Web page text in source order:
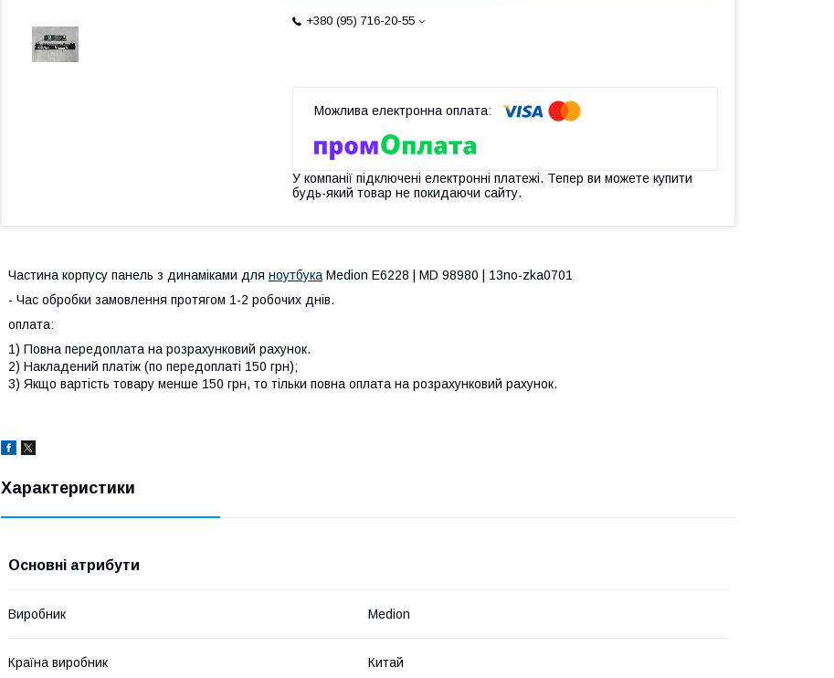
+380 (95) 716-20-55
У компанії підключені електронні платежі. Тепер ви можете купити
будь-який товар не покидаючи сайту.
Частина корпусу панель з динаміками для ноутбукаMedion E6228 | MD 98980 | 13no-zka0701
- Час обробки замовлення протягом 1-2 робочих днів.
оплата:
1) Повна передоплата на розрахунковий рахунок.
2) Накладений платіж (по передоплаті 150 грн);
3) Якщо вартість товару менше 150 грн, то тільки повна оплата на розрахунковий рахунок.
Характеристики
Основні атрибути
Виробник Medion
Країна виробник Китай